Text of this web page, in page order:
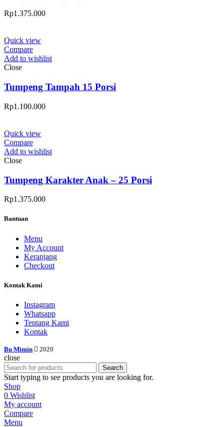
Rp1.375.000
Quick view
Compare
Add to wishlist
Close
Tumpeng Tampah 15 Porsi
Rp1.100.000
Quick view
Compare
Add to wishlist
Close
Tumpeng Karakter Anak – 25 Porsi
Rp1.375.000
Bantuan
Menu
My Account
Keranjang
Checkout
Kontak Kami
Instagram
Whatsapp
Tentang Kami
Kontak
Bu Mimin 2020
close
Search
Start typing to see products you are looking for.
Shop
0 Wishlist
My account
Compare
Menu